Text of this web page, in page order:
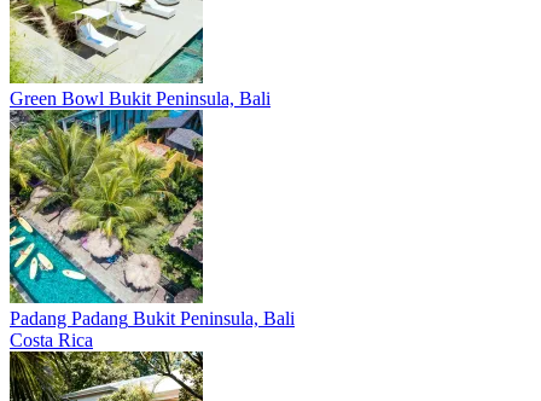
Green Bowl Bukit Peninsula, Bali
Padang Padang Bukit Peninsula, Bali
Costa Rica